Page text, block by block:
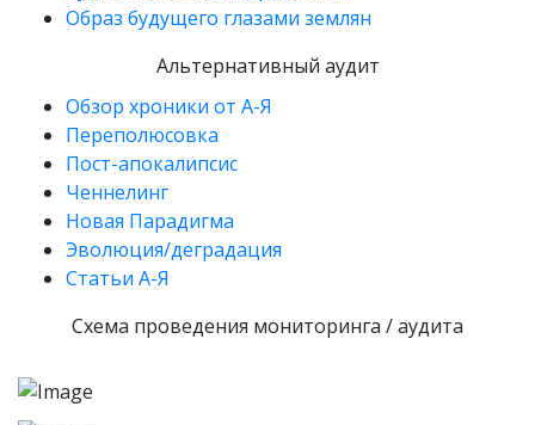
Образ будущего глазами землян
Альтернативный аудит
Обзор хроники от А-Я
Переполюсовка
Пост-апокалипсис
Ченнелинг
Новая Парадигма
Эволюция/деградация
Статьи А-Я
Схема проведения мониторинга / аудита